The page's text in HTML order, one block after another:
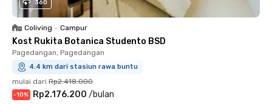
360
Coliving • Campur
Kost Rukita Botanica Studento BSD
Pagedangan, Pagedangan
4.4 km dari stasiun rawa buntu
mulai dari Rp2.418.000
-10% Rp2.176.200 /bulan